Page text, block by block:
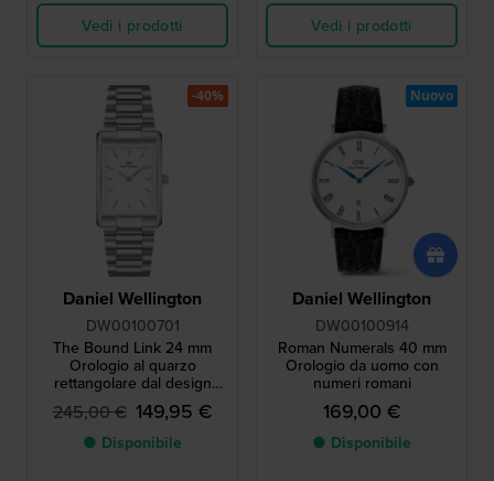
Vedi i prodotti
Vedi i prodotti
Daniel Wellington
DW00100701
The Bound Link 24 mm
Orologio al quarzo
rettangolare dal design
minimalista
245,00 € 149,95 €
● Disponibile
-40%
Daniel Wellington
DW00100914
Roman Numerals 40 mm
Orologio da uomo con
numeri romani
169,00 €
● Disponibile
Nuovo